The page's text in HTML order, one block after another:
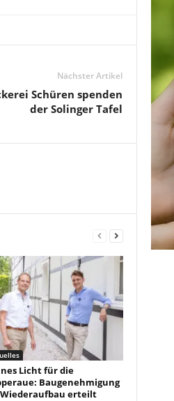
Nächster Artikel
Schüren spenden
der Solinger Tafel
Licht für die
Baugenehmigung
erteilt